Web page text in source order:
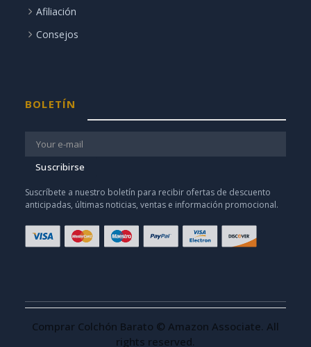
Afiliación
Consejos
BOLETÍN
Suscribirse
Suscríbete a nuestro boletín para recibir ofertas de descuento
anticipadas, últimas noticias, ventas e información promocional.
Comprar Colchón Barato © Amazon Associate. All
rights reserved.